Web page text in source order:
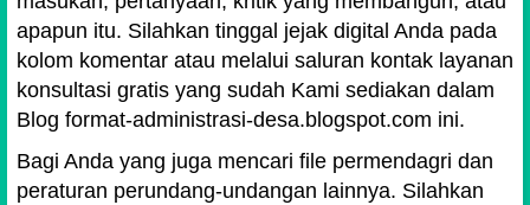
apapun itu. Silahkan tinggal jejak digital Anda pada
kolom komentar atau melalui saluran kontak layanan
konsultasi gratis yang sudah Kami sediakan dalam
Blog format-administrasi-desa.blogspot.com ini.
Bagi Anda yang juga mencari file permendagri dan
peraturan perundang-undangan lainnya. Silahkan